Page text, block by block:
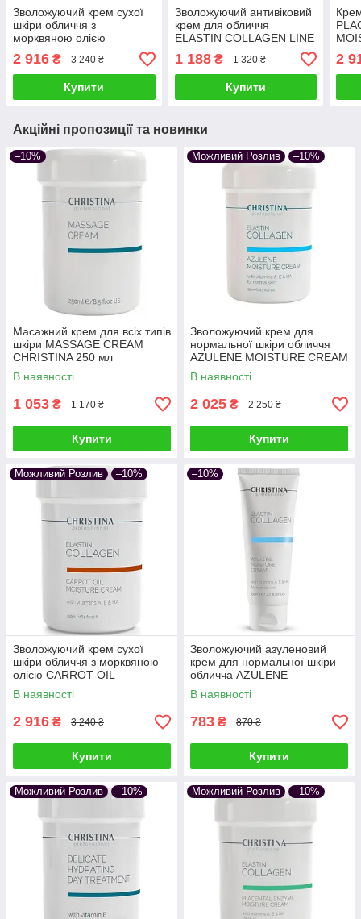
Зволожуючий крем сухої
шкіри обличчя з
морквяною олією
CARROT OIL MOISTURE
CREAM ELASTIN
COLLAGEN CHRISTINA
2 916 ₴ 3 240 ₴
Купити
Зволожуючий антивіковий
крем для обличчя
ELASTIN COLLAGEN LINE
REPAIR HYDRA
CHRISTINA "Еластін
Колаген" 60 мл
1 188₴ 1 320 ₴
Купити
250
2
Акційні пропозиції та новинки
–10%
Масажний крем для всіх типів
шкіри MASSAGE CREAM
CHRISTINA 250 мл
доглядовий зволожуючий
В наявності
1 053 ₴ 1 170 ₴
Купити
Можливий Розлив –10%
Зволожуючий крем для
нормальної шкіри обличчя
AZULENE MOISTURE CREAM
ELASTIN COLLAGEN
CHRISTINA 250 мл
В наявності
2 025 ₴ 2 250 ₴
Купити
Можливий Розлив –10%
Зволожуючий крем сухої
шкіри обличчя з морквяною
олією CARROT OIL
MOISTURE CREAM ELASTIN
COLLAGEN CHRISTINA 250
мл
В наявності
2 916 ₴ 3 240 ₴
Купити
–10%
Зволожуючий азуленовий
крем для нормальної шкіри
обличча AZULENE
MOISTURE CREAM ELASTIN
COLLAGEN CHRISTINA 60 мл
В наявності
783 ₴ 870 ₴
Купити
Можливий Розлив –10% Можливий Розлив –10%